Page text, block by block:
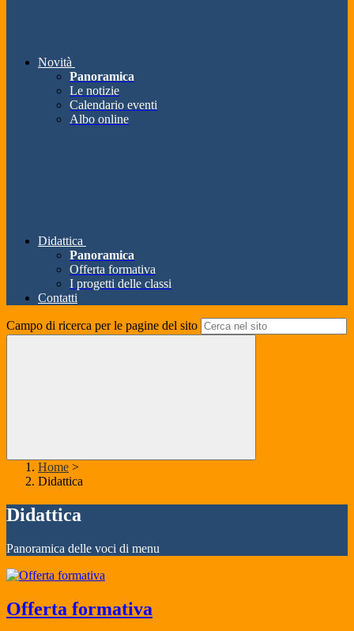
Novità
Panoramica
Le notizie
Calendario eventi
Albo online
Didattica
Panoramica
Offerta formativa
I progetti delle classi
Contatti
Campo di ricerca per le pagine del sito
Home >
Didattica
Didattica
Panoramica delle voci di menu
Offerta formativa